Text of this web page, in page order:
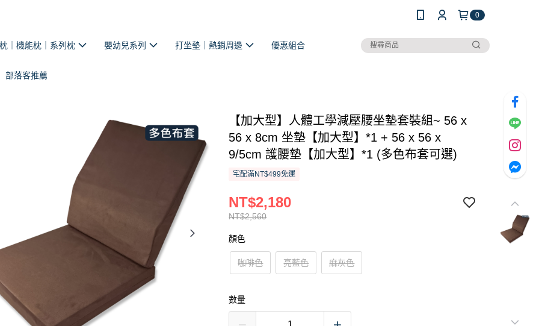
0
｜機能枕｜系列枕 嬰幼兒系列 打坐墊｜熱銷周邊 優惠組合
部落客推薦
【加大型】人體工學減壓腰坐墊套裝組~ 56 x
56 x 8cm 坐墊【加大型】*1 + 56 x 56 x
9/5cm 護腰墊【加大型】*1 (多色布套可選)
宅配滿NT$499免運
NT$2,560
NT$2,180
顏色
咖啡色 亮藍色 麻灰色
數量